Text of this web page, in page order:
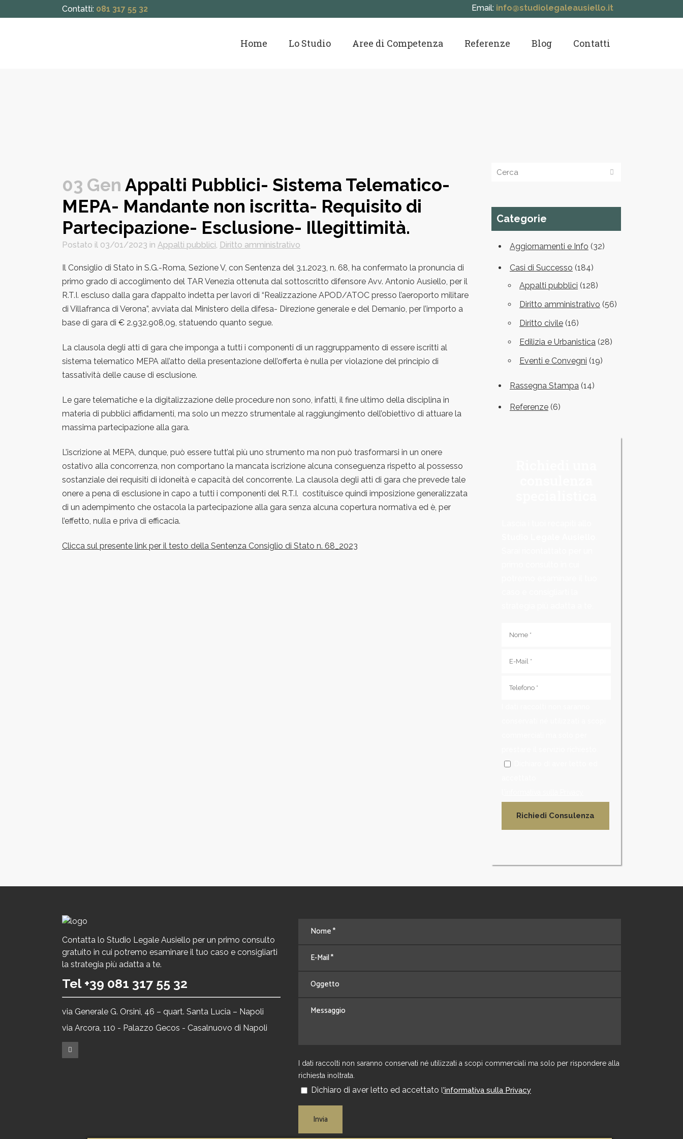
Contatti: 081 317 55 32 Email: info@studiolegaleausiello.it
Home Lo Studio Aree di Competenza Referenze Blog Contatti
03 Gen Appalti Pubblici- Sistema Telematico-
MEPA- Mandante non iscritta- Requisito di
Partecipazione- Esclusione- Illegittimità.
Postato il 03/01/2023 in Appalti pubblici, Diritto amministrativo
Il Consiglio di Stato in S.G.-Roma, Sezione V, con Sentenza del 3.1.2023, n. 68, ha confermato la pronuncia di
primo grado di accoglimento del TAR Venezia ottenuta dal sottoscritto difensore Avv. Antonio Ausiello, per il
R.T.I. escluso dalla gara d’appalto indetta per lavori di “Realizzazione APOD/ATOC presso l’aeroporto militare
di Villafranca di Verona”, avviata dal Ministero della difesa- Direzione generale e del Demanio, per l’importo a
base di gara di € 2.932.908,09, statuendo quanto segue.
La clausola degli atti di gara che imponga a tutti i componenti di un raggruppamento di essere iscritti al
sistema telematico MEPA all’atto della presentazione dell’offerta è nulla per violazione del principio di
tassatività delle cause di esclusione.
Le gare telematiche e la digitalizzazione delle procedure non sono, infatti, il fine ultimo della disciplina in
materia di pubblici affidamenti, ma solo un mezzo strumentale al raggiungimento dell’obiettivo di attuare la
massima partecipazione alla gara.
L’iscrizione al MEPA, dunque, può essere tutt’al più uno strumento ma non può trasformarsi in un onere
ostativo alla concorrenza, non comportano la mancata iscrizione alcuna conseguenza rispetto al possesso
sostanziale dei requisiti di idoneità e capacità del concorrente. La clausola degli atti di gara che prevede tale
onere a pena di esclusione in capo a tutti i componenti del R.T.I. costituisce quindi imposizione generalizzata
di un adempimento che ostacola la partecipazione alla gara senza alcuna copertura normativa ed è, per
l’effetto, nulla e priva di efficacia.
Clicca sul presente link per il testo della Sentenza Consiglio di Stato n. 68_2023
Categorie
Aggiornamenti e Info (32)
Casi di Successo (184)
Appalti pubblici (128)
Diritto amministrativo (56)
Diritto civile (16)
Edilizia e Urbanistica (28)
Eventi e Convegni (19)
Rassegna Stampa (14)
Referenze (6)
Contatta lo Studio Legale Ausiello per un primo consulto
gratuito in cui potremo esaminare il tuo caso e consigliarti
la strategia più adatta a te.
Tel +39 081 317 55 32
via Generale G. Orsini, 46 – quart. Santa Lucia – Napoli
via Arcora, 110 - Palazzo Gecos - Casalnuovo di Napoli
I dati raccolti non saranno conservati né utilizzati a scopi commerciali ma solo per rispondere alla
richiesta inoltrata.
Dichiaro di aver letto ed accettato 'informativa sulla Privacy